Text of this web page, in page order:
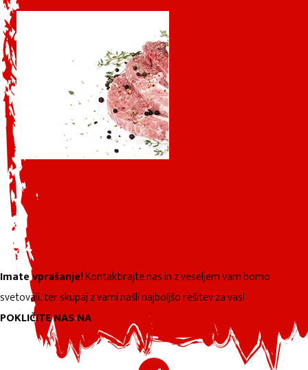
Imate vprašanje!Kontaktirajte nas in z veseljem vam bomo
svetovali, ter skupaj z vami našli najboljšo rešitev za vas!
POKLIČITE NAS NA
+386 1 5620 130